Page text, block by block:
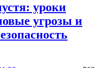
уроки
угрозы и